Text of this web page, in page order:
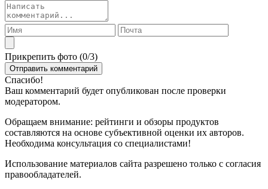
Прикрепить фото (0/3)
Спасибо!
Ваш комментарий будет опубликован после проверки
модератором.
Обращаем внимание: рейтинги и обзоры продуктов
составляются на основе субъективной оценки их авторов.
Необходима консультация со специалистами!
Использование материалов сайта разрешено только с согласия
правообладателей.